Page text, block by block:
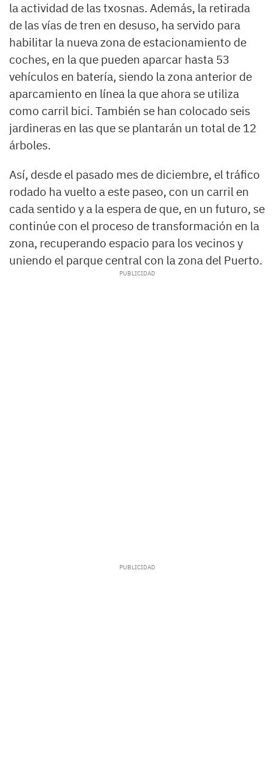
la actividad de las txosnas. Además, la retirada
de las vías de tren en desuso, ha servido para
habilitar la nueva zona de estacionamiento de
coches, en la que pueden aparcar hasta 53
vehículos en batería, siendo la zona anterior de
aparcamiento en línea la que ahora se utiliza
como carril bici. También se han colocado seis
jardineras en las que se plantarán un total de 12
árboles.
Así, desde el pasado mes de diciembre, el tráfico
rodado ha vuelto a este paseo, con un carril en
cada sentido y a la espera de que, en un futuro, se
continúe con el proceso de transformación en la
zona, recuperando espacio para los vecinos y
uniendo el parque central con la zona del Puerto.